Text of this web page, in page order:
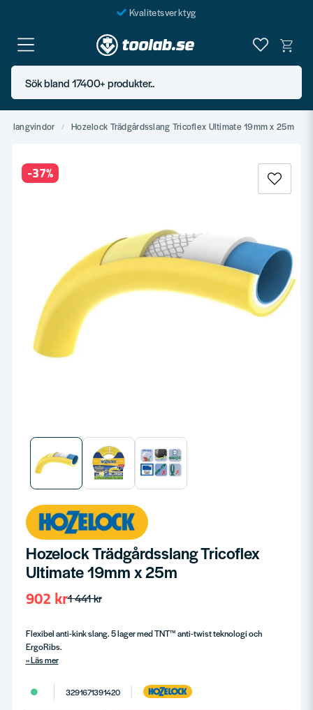
Kvalitetsverktyg
Fraktfritt över 999 SEK*
En järnhandel för alla
Butik i Göteborg
Sök bland 17400+ produkter..
slangvindor Hozelock Trädgårdsslang Tricoflex Ultimate 19mm x 25m
-37%
Hozelock Trädgårdsslang Tricoflex
Ultimate 19mm x 25m
1 441 kr
902 kr
Flexibel anti-kink slang. 5 lager med TNT™ anti-twist teknologi och
ErgoRibs.
Läs mer
3291671391420